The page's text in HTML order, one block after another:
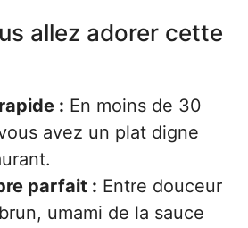
allez adorer cette
: En moins de 30
avez un plat digne
parfait : Entre douceur
umami de la sauce